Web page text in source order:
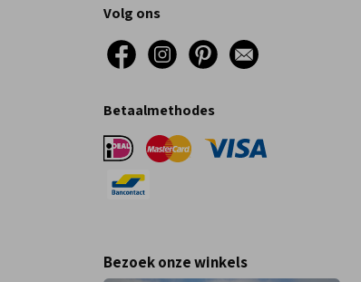
Volg ons
Betaalmethodes
Bezoek onze winkels